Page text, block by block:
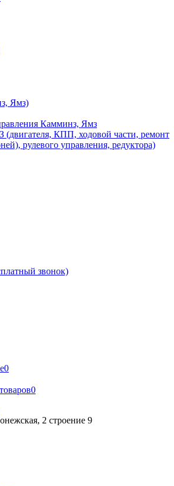
Ямз)
Камминз, Ямз
(двигателя, КПП, ходовой части, ремонт
рулевого управления, редуктора)
звонок)
0
0
2 строение 9